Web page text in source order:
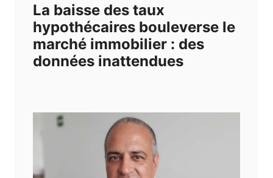
La baisse des taux
hypothécaires bouleverse le
marché immobilier : des
données inattendues